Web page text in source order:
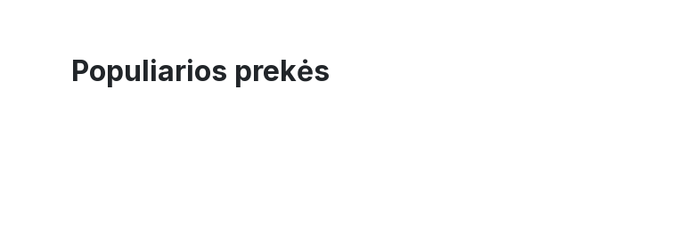
Populiarios prekės